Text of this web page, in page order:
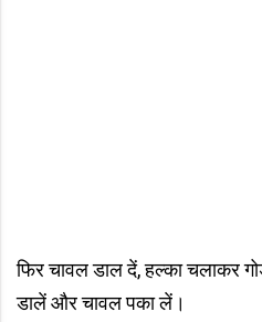
फिर चावल डाल दें, हल्का चलाकर
डालें और चावल पका लें।